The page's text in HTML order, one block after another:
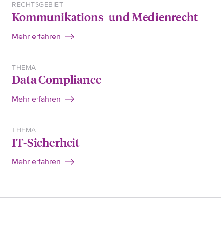
RECHTSGEBIET
Kommunikations- und Medienrecht
Mehr erfahren
THEMA
Data Compliance
Mehr erfahren
THEMA
IT-Sicherheit
Mehr erfahren